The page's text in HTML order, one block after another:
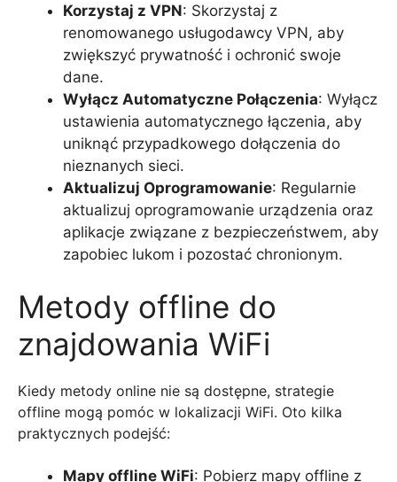
Korzystaj z VPN: Skorzystaj z
renomowanego usługodawcy VPN, aby
zwiększyć prywatność i ochronić swoje
dane.
Wyłącz Automatyczne Połączenia: Wyłącz
ustawienia automatycznego łączenia, aby
uniknąć przypadkowego dołączenia do
nieznanych sieci.
Aktualizuj Oprogramowanie: Regularnie
aktualizuj oprogramowanie urządzenia oraz
aplikacje związane z bezpieczeństwem, aby
zapobiec lukom i pozostać chronionym.
Metody offline do
znajdowania WiFi
Kiedy metody online nie są dostępne, strategie
offline mogą pomóc w lokalizacji WiFi. Oto kilka
praktycznych podejść:
Mapy offline WiFi: Pobierz mapy offline z